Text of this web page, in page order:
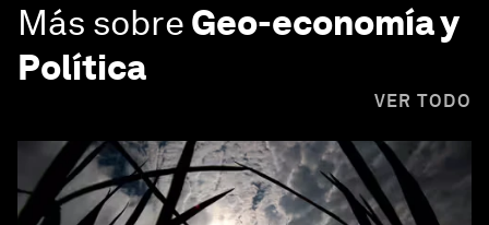
Más sobre Geo-economía y
Política
VER TODO